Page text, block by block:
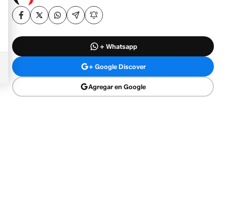
+ Whatsapp
+ Google Discover
Agregar en Google